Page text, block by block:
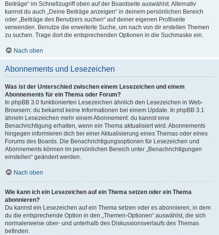
Beiträge“ im Schnellzugriff oben auf der Boardseite auswählst. Alternativ
kannst du auch „Deine Beiträge anzeigen“ in deinem persönlichen Bereich
oder „Beiträge des Benutzers suchen“ auf deiner eigenen Profilseite
verwenden. Benutze die erweiterte Suche, um nach von dir erstellen Themen
zu suchen. Trage dort die entsprechenden Optionen in die Suchmaske ein.
Nach oben
Abonnements und Lesezeichen
Was ist der Unterschied zwischen einem Lesezeichen und einem
Abonnements für ein Thema oder Forum?
In phpBB 3.0 funktionierten Lesezeichen ähnlich den Lesezeichen in Web-
Browsern: du bekamst keine Informationen bei einem Update. In phpBB 3.1
ähneln Lesezeichen mehr einem Abonnement: du kannst eine
Benachrichtigung erhalten, wenn ein Thema aktualisiert wird. Abonnements
hingegen informieren dich bei einer Aktualisierung eines Themas oder eines
Forums des Boards. Die Benachrichtigungsoptionen für Lesezeichen und
Abonnements können im persönlichen Bereich unter „Benachrichtigungen
einstellen“ geändert werden.
Nach oben
Wie kann ich ein Lesezeichen auf ein Thema setzen oder ein Thema
abonnieren?
Du kannst ein Lesezeichen auf ein Thema setzen oder es abonnieren, in dem
du die entsprechende Option in den „Themen-Optionen“ auswählst, die sich
normalerweise ober- und unterhalb des Diskussionsverlaufs des Themas
befinden.